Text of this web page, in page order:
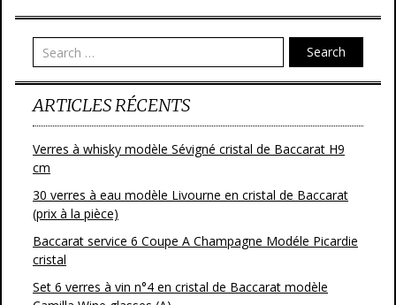
o
o
k
er
Search
ARTICLES RÉCENTS
Verres à whisky modèle Sévigné cristal de Baccarat H9
cm
30 verres à eau modèle Livourne en cristal de Baccarat
(prix à la pièce)
Baccarat service 6 Coupe A Champagne Modéle Picardie
cristal
Set 6 verres à vin n°4 en cristal de Baccarat modèle